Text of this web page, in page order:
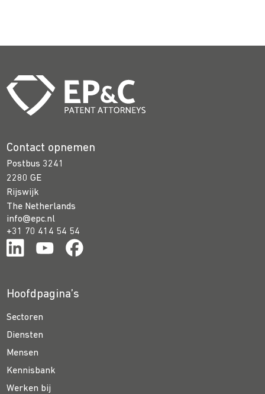
Contact opnemen
Postbus 3241
2280 GE
Rijswijk
The Netherlands
info@epc.nl
+31 70 414 54 54
Hoofdpagina’s
Sectoren
Diensten
Mensen
Kennisbank
Werken bij